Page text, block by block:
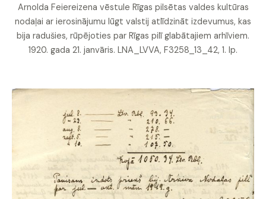
Arnolda Feiereizena vēstule Rīgas pilsētas valdes kultūras
nodaļai ar ierosinājumu lūgt valstij atlīdzināt izdevumus, kas
bija radušies, rūpējoties par Rīgas pilī glabātajiem arhīviem.
1920. gada 21. janvāris. LNA_LVVA, F3258_13_42, 1. lp.